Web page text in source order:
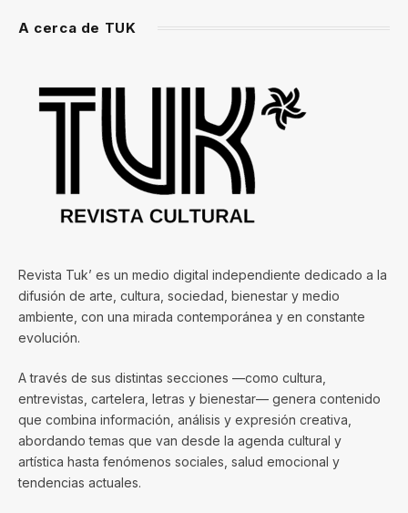
A cerca de TUK
Revista Tuk’ es un medio digital independiente dedicado a la
difusión de arte, cultura, sociedad, bienestar y medio
ambiente, con una mirada contemporánea y en constante
evolución.
A través de sus distintas secciones —como cultura,
entrevistas, cartelera, letras y bienestar— genera contenido
que combina información, análisis y expresión creativa,
abordando temas que van desde la agenda cultural y
artística hasta fenómenos sociales, salud emocional y
tendencias actuales.